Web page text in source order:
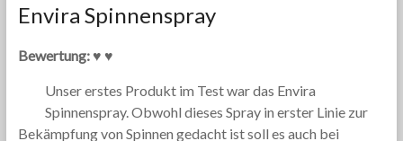
Envira Spinnenspray
Bewertung: ♥ ♥
Unser erstes Produkt im Test war das Envira
Spinnenspray. Obwohl dieses Spray in erster Linie zur
Bekämpfung von Spinnen gedacht ist soll es auch bei